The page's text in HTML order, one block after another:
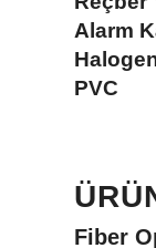
Alarm
PVC
Fiber